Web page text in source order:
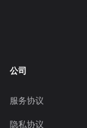
公司
服务协议
隐私协议